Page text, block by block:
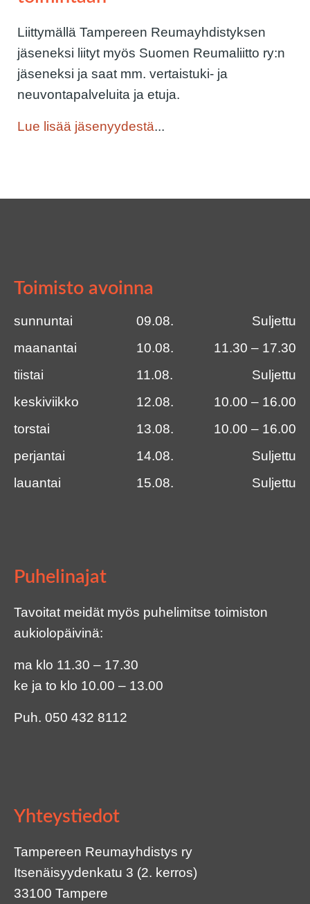
Liittymällä Tampereen Reumayhdistyksen
jäseneksi liityt myös Suomen Reumaliitto ry:n
jäseneksi ja saat mm. vertaistuki- ja
neuvontapalveluita ja etuja.
Lue lisää jäsenyydestä...
Toimisto avoinna
sunnuntai 09.08.
Suljettu
maanantai
10.08.
11.30 – 17.30
tiistai
11.08.
Suljettu
keskiviikko
12.08.
10.00 – 16.00
torstai
13.08.
10.00 – 16.00
perjantai
14.08.
Suljettu
lauantai
15.08. Suljettu
Puhelinajat
Tavoitat meidät myös puhelimitse toimiston
aukiolopäivinä:
ma klo 11.30 – 17.30
ke ja to klo 10.00 – 13.00
Puh. 050 432 8112
Yhteystiedot
Tampereen Reumayhdistys ry
Itsenäisyydenkatu 3 (2. kerros)
33100 Tampere